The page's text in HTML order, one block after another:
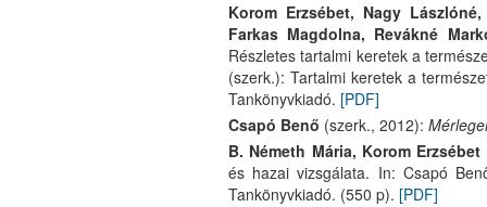
Korom Erzsébet, Nagy
Farkas Magdolna, Revákné
Részletes tartalmi keretek a
(szerk.): Tartalmi keretek a
Tankönyvkiadó. [PDF]
Csapó Benő (szerk., 2012):
B. Németh Mária, Korom Erzsébet
és hazai vizsgálata. In: Csapó
Tankönyvkiadó. (550 p). [PDF]